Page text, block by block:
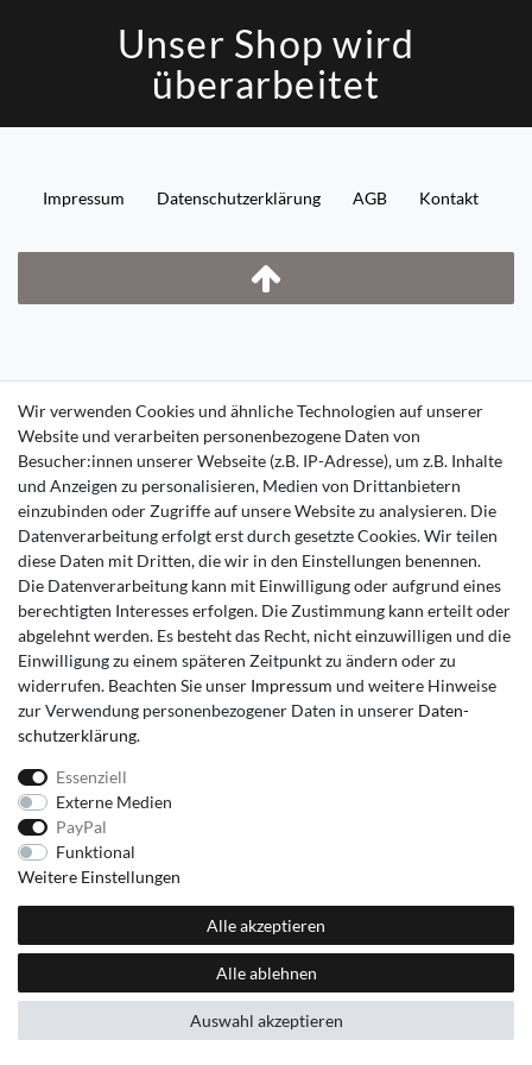
Unser Shop wird
überarbeitet
Impressum Daten­schutz­erklärung AGB Kontakt
Wir verwenden Cookies und ähnliche Technologien auf unserer
Website und verarbeiten personenbezogene Daten von
Besucher:innen unserer Webseite (z.B. IP-Adresse), um z.B. Inhalte
und Anzeigen zu personalisieren, Medien von Drittanbietern
einzubinden oder Zugriffe auf unsere Website zu analysieren. Die
Datenverarbeitung erfolgt erst durch gesetzte Cookies. Wir teilen
diese Daten mit Dritten, die wir in den Einstellungen benennen.
Die Datenverarbeitung kann mit Einwilligung oder aufgrund eines
berechtigten Interesses erfolgen. Die Zustimmung kann erteilt oder
abgelehnt werden. Es besteht das Recht, nicht einzuwilligen und die
Einwilligung zu einem späteren Zeitpunkt zu ändern oder zu
widerrufen. Beachten Sie unser Impressum und weitere Hinweise
zur Verwendung personenbezogener Daten in unserer Daten­
schutz­erklärung.
Essenziell
Externe Medien
PayPal
Funktional
Weitere Einstellungen
Alle akzeptieren
Alle ablehnen
Auswahl akzeptieren